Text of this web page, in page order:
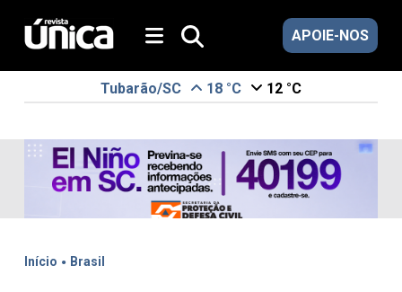
APOIE-NOS
Tubarão/SC 18 °C 12 °C
Início . Brasil